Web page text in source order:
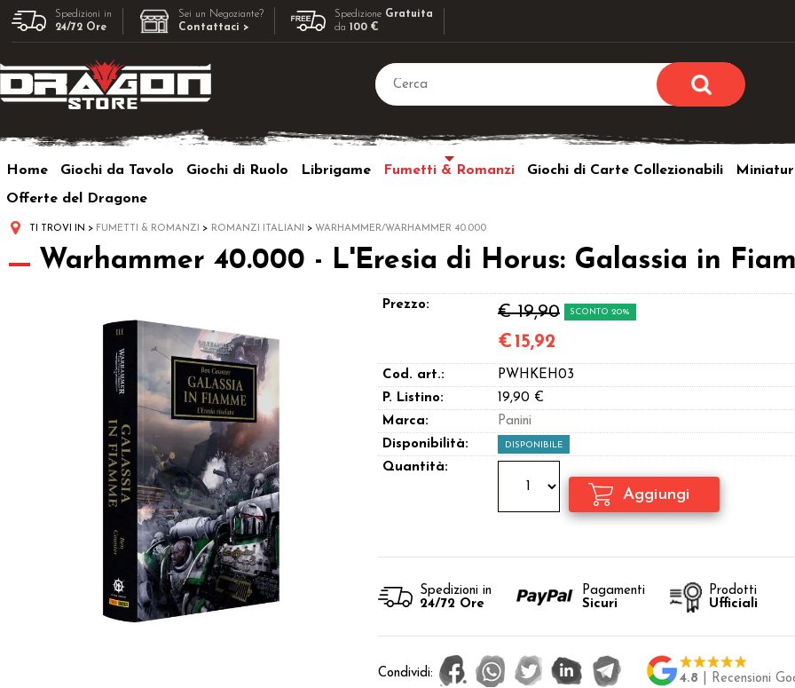
Spedizioni in
24/72 Ore
Sei un Negoziante?
Contattaci >
Spedizione Gratuita
da100 €
utente e la
Hai perso la
Home Giochi da Tavolo Giochi di Ruolo Librigame Fumetti & Romanzi Giochi di Carte Collezionabili
Offerte del Dragone
TI TROVI IN FUMETTI & ROMANZI ROMANZI ITALIANI WARHAMMER/WARHAMMER 40.000
Warhammer 40.000 - L'Eresia di Horus: Galassia in
Prezzo: € 19,90 SCONTO 20%
€ 15,92
Cod. art.:
PWHKEH03
P. Listino:
19,90 €
Marca:
Panini
Disponibilità:
DISPONIBILE
Quantità:
Spedizioni in
24/72 Ore
Pagamenti
Sicuri
Prodotti
Ufficiali
Condividi: 4.8 | Recensioni